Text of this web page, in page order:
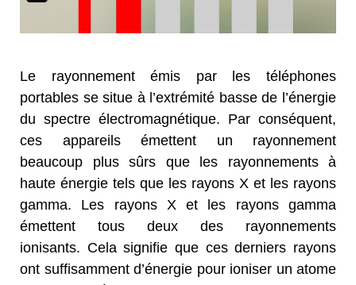
Le rayonnement émis par les téléphones
portables se situe à l’extrémité basse de l’énergie
du spectre électromagnétique. Par conséquent,
ces appareils émettent un rayonnement
beaucoup plus sûrs que les rayonnements à
haute énergie tels que les rayons X et les rayons
gamma. Les rayons X et les rayons gamma
émettent tous deux des rayonnements
ionisants. Cela signifie que ces derniers rayons
ont suffisamment d’énergie pour ioniser un atome